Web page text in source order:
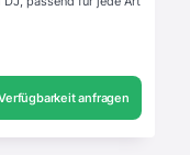
anfragen